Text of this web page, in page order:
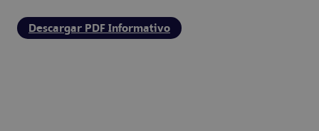
Descargar PDF Informativo